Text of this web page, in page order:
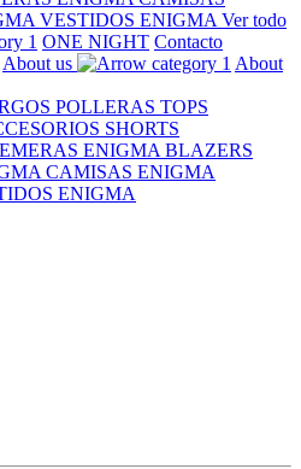
VESTIDOS ENIGMA Ver todo
ONE NIGHT Contacto
About us
About
POLLERAS TOPS
SHORTS
ENIGMA BLAZERS
CAMISAS ENIGMA
ENIGMA